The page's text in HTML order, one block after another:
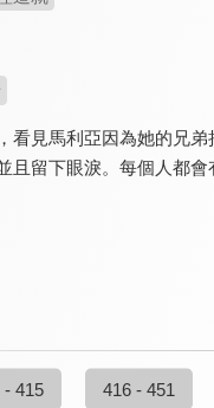
看見馬利亞因為她的兄
且留下眼淚。每個人都
- 415 416 - 451